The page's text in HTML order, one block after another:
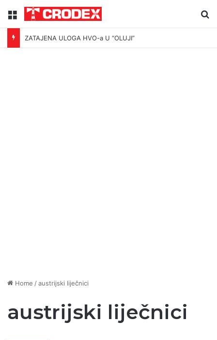
Menu
ZATAJENA ULOGA HVO-a U “OLUJI”
Home /austrijski liječnici
austrijski liječnici